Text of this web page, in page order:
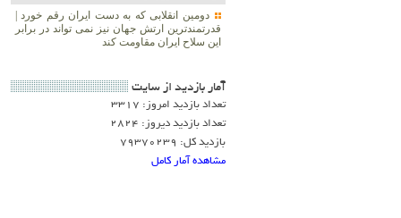
دومین انقلابی که به دست ایران رقم خورد |
قدرتمندترین ارتش جهان نیز نمی تواند در برابر
این سلاح ایران مقاومت کند
آمار بازديد از سايت
تعداد بازدید امروز: 3317
تعداد بازدید دیروز: 2824
بازدید کل: 79370239
مشاهده آمار کامل